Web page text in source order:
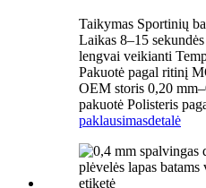
Taikymas Sportinių
Laikas 8–15
lengvai veikianti
Pakuotė pagal ritinį
OEM storis 0,20
pakuotė Polisteris
paklausimasdetalė